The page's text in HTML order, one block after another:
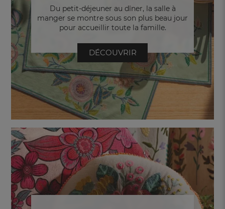
Du petit-déjeuner au dîner, la salle à
manger se montre sous son plus beau jour
pour accueillir toute la famille.
DÉCOUVRIR